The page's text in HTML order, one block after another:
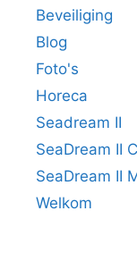
Beveiliging
Blog
Foto's
Horeca
Seadream II
SeaDream II
SeaDream II
Welkom